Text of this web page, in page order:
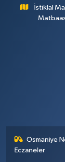
İstiklal
Osmaniye
Eczaneler